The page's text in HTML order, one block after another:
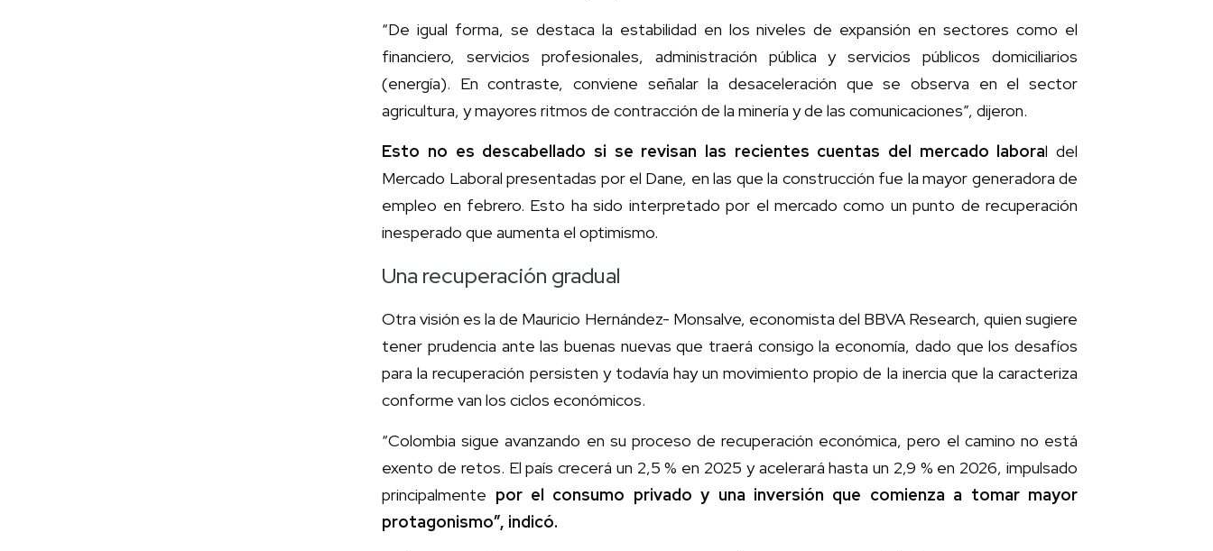
“De igual forma, se destaca la estabilidad en los niveles de expansión en sectores como el
financiero, servicios profesionales, administración pública y servicios públicos domiciliarios
(energía). En contraste, conviene señalar la desaceleración que se observa en el sector
agricultura, y mayores ritmos de contracción de la minería y de las comunicaciones”, dijeron.
Esto no es descabellado si se revisan las recientes cuentas del mercado laboral del
Mercado Laboral presentadas por el Dane, en las que la construcción fue la mayor generadora de
empleo en febrero. Esto ha sido interpretado por el mercado como un punto de recuperación
inesperado que aumenta el optimismo.
Una recuperación gradual
Otra visión es la de Mauricio Hernández- Monsalve, economista del BBVA Research, quien sugiere
tener prudencia ante las buenas nuevas que traerá consigo la economía, dado que los desafíos
para la recuperación persisten y todavía hay un movimiento propio de la inercia que la caracteriza
conforme van los ciclos económicos.
“Colombia sigue avanzando en su proceso de recuperación económica, pero el camino no está
exento de retos. El país crecerá un 2,5 % en 2025 y acelerará hasta un 2,9 % en 2026, impulsado
principalmente por el consumo privado y una inversión que comienza a tomar mayor
protagonismo”, indicó.